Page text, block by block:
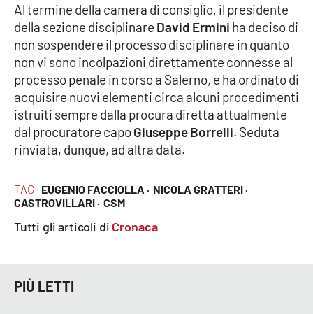
TAG EUGENIO FACCIOLLA · NICOLA GRATTERI ·
CASTROVILLARI · CSM
Tutti gli articoli di Cronaca
Al termine della camera di consiglio, il presidente
della sezione disciplinare David Ermini ha deciso di
non sospendere il processo disciplinare in quanto
non vi sono incolpazioni direttamente connesse al
processo penale in corso a Salerno, e ha ordinato di
acquisire nuovi elementi circa alcuni procedimenti
istruiti sempre dalla procura diretta attualmente
dal procuratore capoGiuseppe Borrelli. Seduta
rinviata, dunque, ad altra data.
PIÙ LETTI